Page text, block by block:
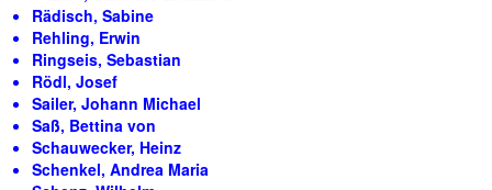
Rädisch, Sabine
Rehling, Erwin
Ringseis, Sebastian
Rödl, Josef
Sailer, Johann Michael
Saß, Bettina von
Schauwecker, Heinz
Schenkel, Andrea Maria